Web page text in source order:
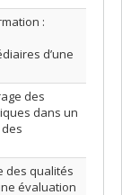
:
d’une
des
dans un
des qualités
évaluation